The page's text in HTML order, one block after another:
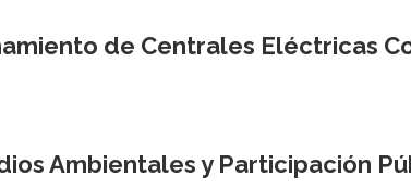
de Centrales Eléctricas
Ambientales y Participación